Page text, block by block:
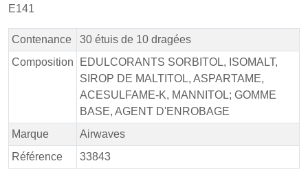
E141
Contenance
30 étuis de 10 dragées
Composition
EDULCORANTS SORBITOL, ISOMALT,
SIROP DE MALTITOL, ASPARTAME,
ACESULFAME-K, MANNITOL; GOMME
BASE, AGENT D'ENROBAGE
Marque
Airwaves
Référence
33843